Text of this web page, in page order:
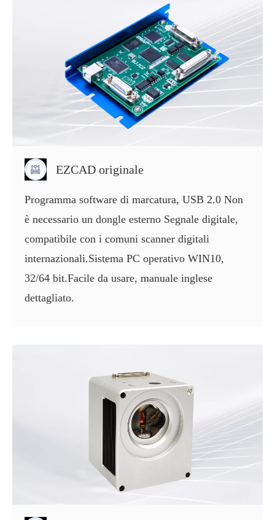
EZCAD originale
Programma software di marcatura, USB 2.0 Non
è necessario un dongle esterno Segnale digitale,
compatibile con i comuni scanner digitali
internazionali.Sistema PC operativo WIN10,
32/64 bit.Facile da usare, manuale inglese
dettagliato.